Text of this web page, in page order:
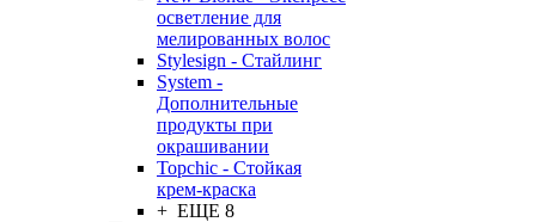
осветление для
мелированных волос
Stylesign - Стайлинг
System -
Дополнительные
продукты при
окрашивании
Topchic - Стойкая
крем-краска
+ ЕЩЕ 8